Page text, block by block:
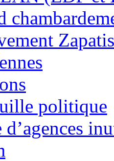
politique
d’agences